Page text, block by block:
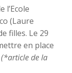
(Laure
filles. Le 29
en place
(*article de la